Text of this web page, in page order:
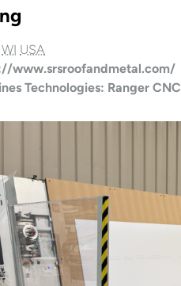
WI USA
www.srsroofandmetal.com/
Technologies: Ranger